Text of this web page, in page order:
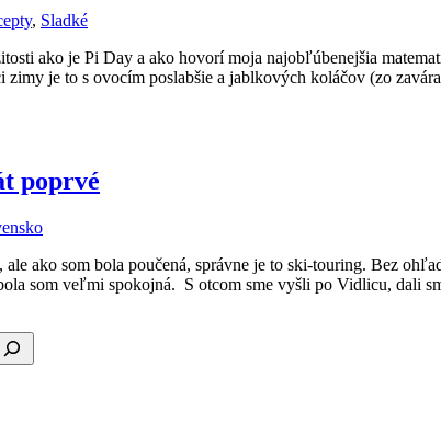
, Sladké
ako je Pi Day a ako hovorí moja najobľúbenejšia
zimy je to s ovocím poslabšie a jablkových koláčov (zo
poprvé
ako som bola poučená, správne je to ski-touring. Bez
som veľmi spokojná. S otcom sme vyšli po Vidlicu, dali